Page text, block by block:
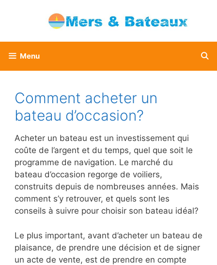
Menu
Comment acheter un
bateau d’occasion?
Acheter un bateau est un investissement qui
coûte de l’argent et du temps, quel que soit le
programme de navigation. Le marché du
bateau d’occasion regorge de voiliers,
construits depuis de nombreuses années. Mais
comment s’y retrouver, et quels sont les
conseils à suivre pour choisir son bateau idéal?
Le plus important, avant d’acheter un bateau de
plaisance, de prendre une décision et de signer
un acte de vente, est de prendre en compte